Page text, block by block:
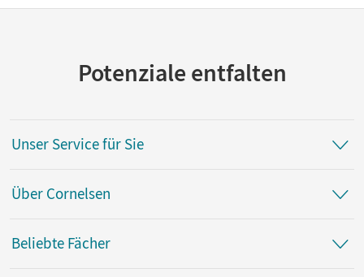
Potenziale entfalten
Unser Service für Sie
Über Cornelsen
Beliebte Fächer